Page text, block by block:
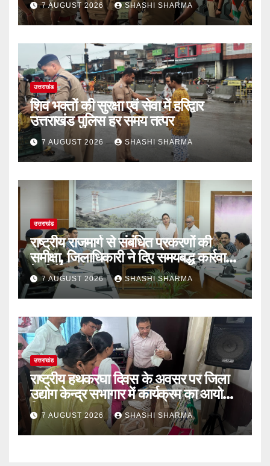
7 AUGUST 2026 SHASHI SHARMA
उत्तराखंड
शिव भक्तों की सुरक्षा एवं सेवा में हरिद्वार
उत्तराखंड पुलिस हर समय तत्पर
7 AUGUST 2026 SHASHI SHARMA
उत्तराखंड
राष्ट्रीय राजमार्ग से संबंधित प्रकरणों की
समीक्षा, जिलाधिकारी ने दिए समयबद्ध कार्रवाई
के निर्देश
7 AUGUST 2026 SHASHI SHARMA
उत्तराखंड
राष्ट्रीय हथकरघा दिवस के अवसर पर जिला
उद्योग केन्द्र सभागार में कार्यक्रम का आयोजन
किया7 AUGUST 2026 SHASHI SHARMA